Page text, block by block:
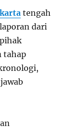
tengah
dari
tahap